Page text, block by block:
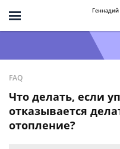
FAQ
Что делать, если
отказывается
отопление?